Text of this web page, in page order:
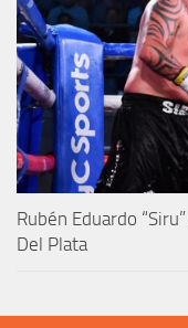
Rubén Eduardo
Del Plata